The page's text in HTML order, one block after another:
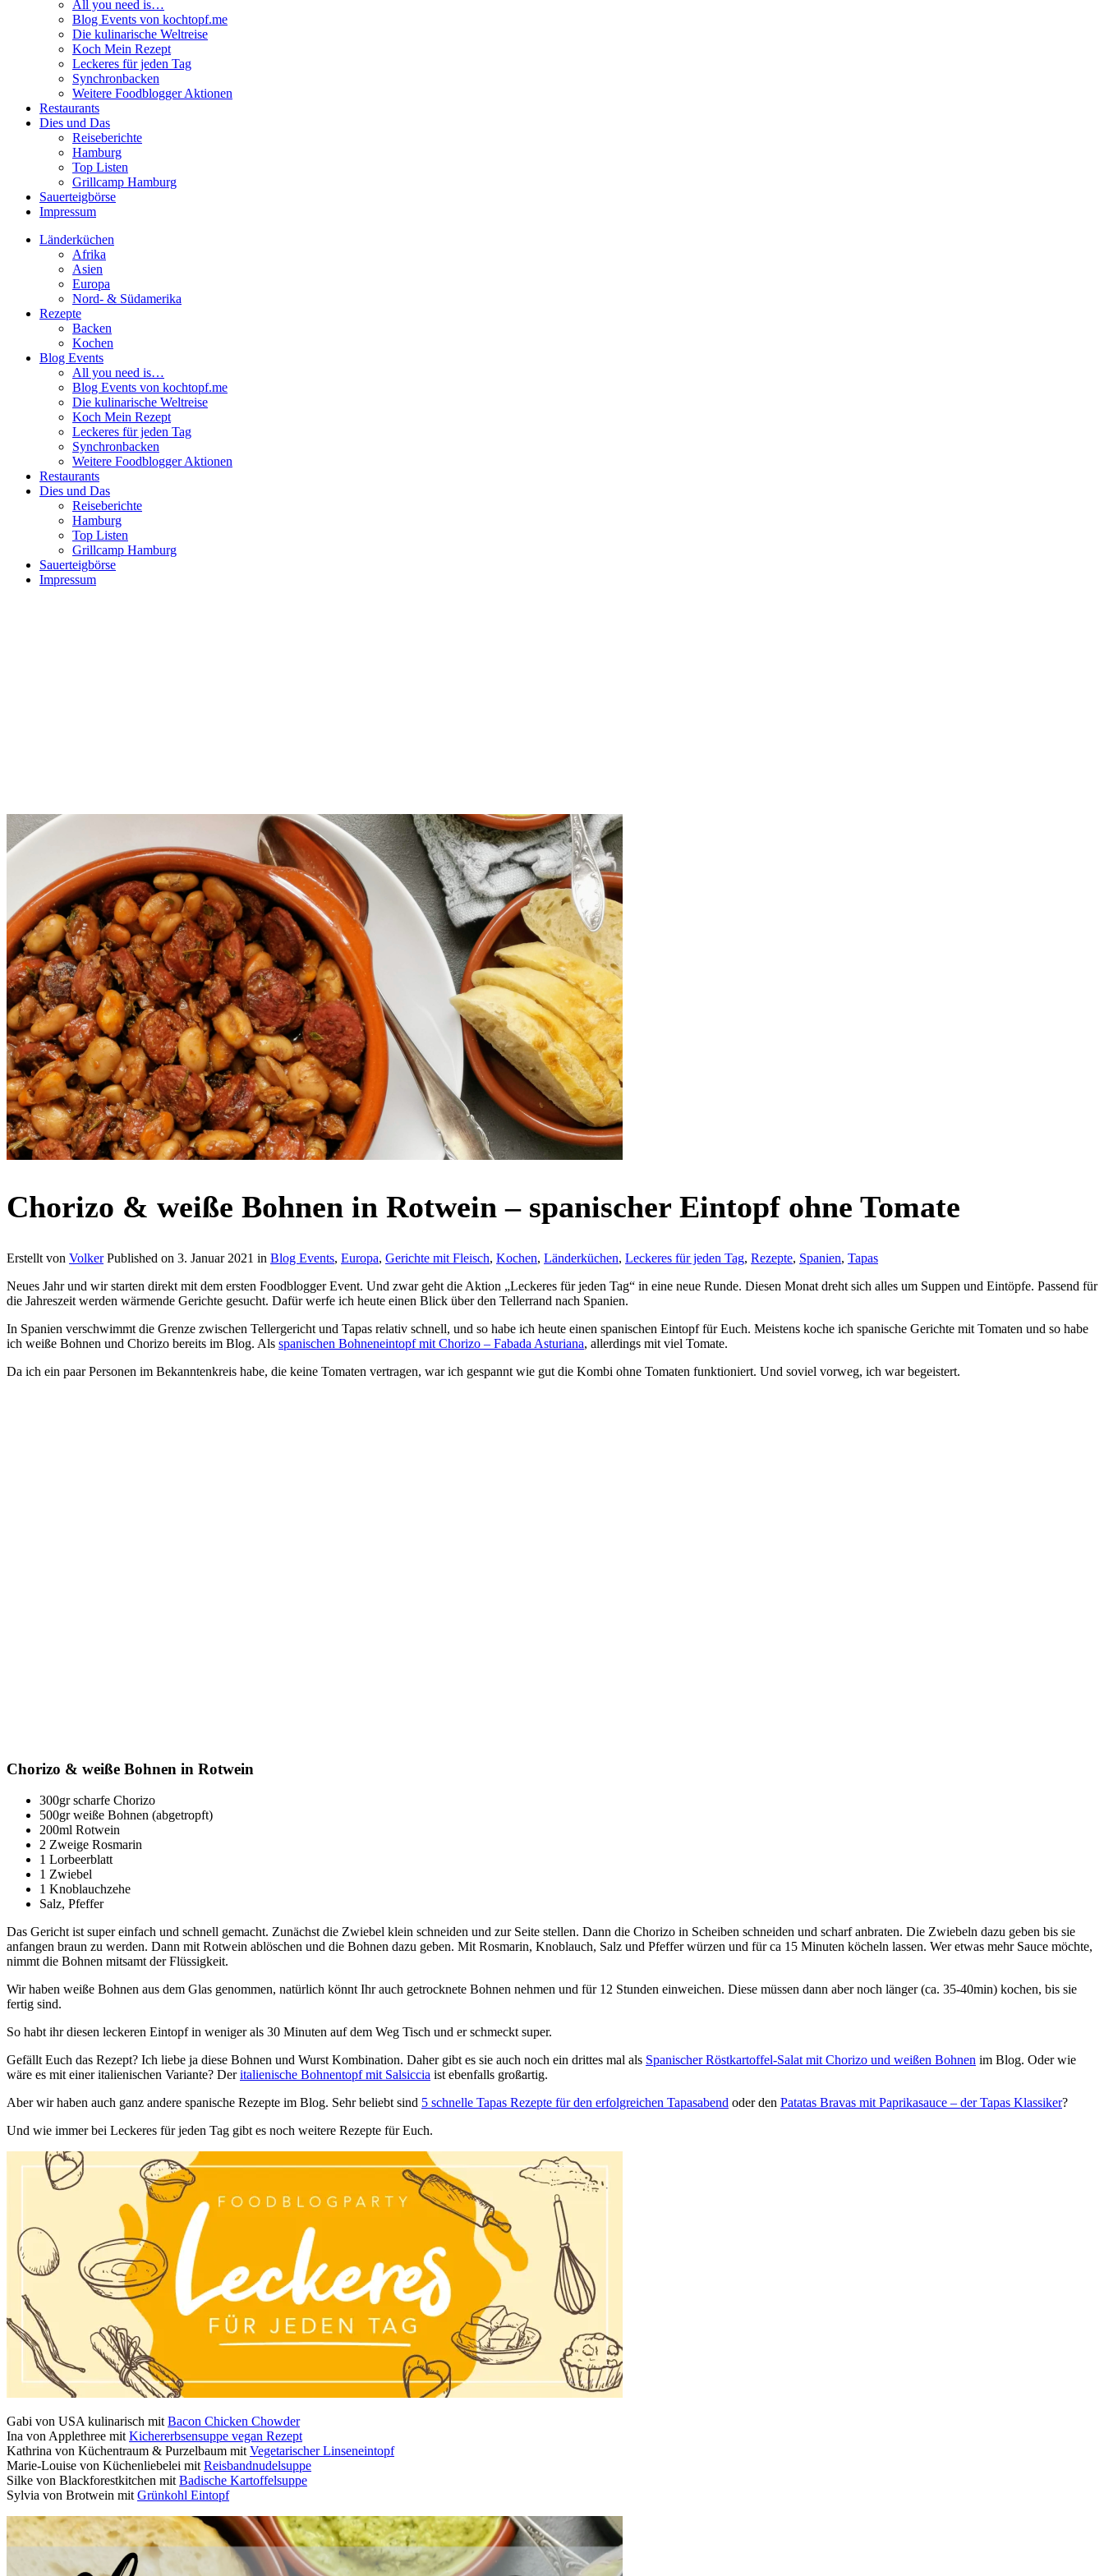
All you need is…
Blog Events von kochtopf.me
Die kulinarische Weltreise
Koch Mein Rezept
Leckeres für jeden Tag
Synchronbacken
Weitere Foodblogger Aktionen
Restaurants
Dies und Das
Reiseberichte
Hamburg
Top Listen
Grillcamp Hamburg
Sauerteigbörse
Impressum
Länderküchen
Afrika
Asien
Europa
Nord- & Südamerika
Rezepte
Backen
Kochen
Blog Events
All you need is…
Blog Events von kochtopf.me
Die kulinarische Weltreise
Koch Mein Rezept
Leckeres für jeden Tag
Synchronbacken
Weitere Foodblogger Aktionen
Restaurants
Dies und Das
Reiseberichte
Hamburg
Top Listen
Grillcamp Hamburg
Sauerteigbörse
Impressum
Chorizo & weiße Bohnen in Rotwein – spanischer Eintopf ohne Tomate
Erstellt von Volker Published on 3. Januar 2021 in Blog Events, Europa, Gerichte mit Fleisch, Kochen, Länderküchen, Leckeres für jeden Tag, Rezepte, Spanien, Tapas
Neues Jahr und wir starten direkt mit dem ersten Foodblogger Event. Und zwar geht die Aktion „Leckeres für jeden Tag“ in eine neue Runde. Diesen Monat dreht sich alles um Suppen und Eintöpfe. Passend für
die Jahreszeit werden wärmende Gerichte gesucht. Dafür werfe ich heute einen Blick über den Tellerrand nach Spanien.
In Spanien verschwimmt die Grenze zwischen Tellergericht und Tapas relativ schnell, und so habe ich heute einen spanischen Eintopf für Euch. Meistens koche ich spanische Gerichte mit Tomaten und so habe
ich weiße Bohnen und Chorizo bereits im Blog. Als spanischen Bohneneintopf mit Chorizo – Fabada Asturiana, allerdings mit viel Tomate.
Da ich ein paar Personen im Bekanntenkreis habe, die keine Tomaten vertragen, war ich gespannt wie gut die Kombi ohne Tomaten funktioniert. Und soviel vorweg, ich war begeistert.
Chorizo & weiße Bohnen in Rotwein
300gr scharfe Chorizo
500gr weiße Bohnen (abgetropft)
200ml Rotwein
2 Zweige Rosmarin
1 Lorbeerblatt
1 Zwiebel
1 Knoblauchzehe
Salz, Pfeffer
Das Gericht ist super einfach und schnell gemacht. Zunächst die Zwiebel klein schneiden und zur Seite stellen. Dann die Chorizo in Scheiben schneiden und scharf anbraten. Die Zwiebeln dazu geben bis sie
anfangen braun zu werden. Dann mit Rotwein ablöschen und die Bohnen dazu geben. Mit Rosmarin, Knoblauch, Salz und Pfeffer würzen und für ca 15 Minuten köcheln lassen. Wer etwas mehr Sauce möchte,
nimmt die Bohnen mitsamt der Flüssigkeit.
Wir haben weiße Bohnen aus dem Glas genommen, natürlich könnt Ihr auch getrocknete Bohnen nehmen und für 12 Stunden einweichen. Diese müssen dann aber noch länger (ca. 35-40min) kochen, bis sie
fertig sind.
So habt ihr diesen leckeren Eintopf in weniger als 30 Minuten auf dem Weg Tisch und er schmeckt super.
Gefällt Euch das Rezept? Ich liebe ja diese Bohnen und Wurst Kombination. Daher gibt es sie auch noch ein drittes mal als Spanischer Röstkartoffel-Salat mit Chorizo und weißen Bohnen im Blog. Oder wie
wäre es mit einer italienischen Variante? Deritalienische Bohnentopf mit Salsiccia ist ebenfalls großartig.
Aber wir haben auch ganz andere spanische Rezepte im Blog. Sehr beliebt sind 5 schnelle Tapas Rezepte für den erfolgreichen Tapasabend oder den Patatas Bravas mit Paprikasauce – der Tapas Klassiker?
Und wie immer bei Leckeres für jeden Tag gibt es noch weitere Rezepte für Euch.
Gabi von USA kulinarisch mit Bacon Chicken Chowder
Ina von Applethree mit Kichererbsensuppe vegan Rezept
Kathrina von Küchentraum & Purzelbaum mit Vegetarischer Linseneintopf
Marie-Louise von Küchenliebelei mit Reisbandnudelsuppe
Silke von Blackforestkitchen mit Badische Kartoffelsuppe
Sylvia von Brotwein mit Grünkohl Eintopf